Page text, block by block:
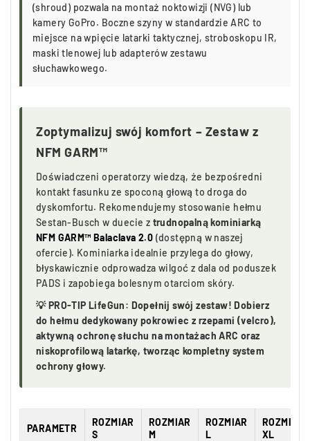
(shroud) pozwala na montaż noktowizji (NVG) lub
kamery GoPro. Boczne szyny w standardzie ARC to
miejsce na wpięcie latarki taktycznej, stroboskopu IR,
maski tlenowej lub adapterów zestawu
słuchawkowego.
Zoptymalizuj swój komfort – Zestaw z
NFM GARM™
Doświadczeni operatorzy wiedzą, że bezpośredni
kontakt fasunku ze spoconą głową to droga do
dyskomfortu. Rekomendujemy stosowanie hełmu
Sestan-Busch w duecie z trudnopalną kominiarką
NFM GARM™ Balaclava 2.0 (dostępną w naszej
ofercie). Kominiarka idealnie przylega do głowy,
błyskawicznie odprowadza wilgoć z dala od poduszek
PADS i zapobiega bolesnym otarciom skóry.
💡 PRO-TIP LifeGun: Dopełnij swój zestaw! Dobierz
do hełmu dedykowany pokrowiec z rzepami (velcro),
aktywną ochronę słuchu na montażach ARC oraz
niskoprofilową latarkę, tworząc kompletny system
ochrony głowy.
PARAMETR
ROZMIAR
S
ROZMIAR
M
ROZMIAR
L
ROZMIAR
XL